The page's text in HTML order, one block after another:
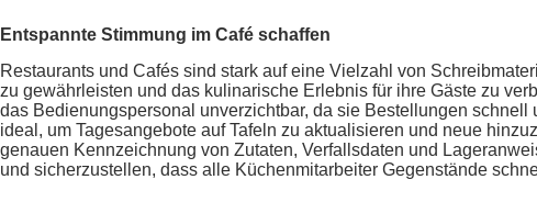
Entspannte Stimmung im Café schaffen
Restaurants und Cafés sind stark auf eine Vielzahl von
zu gewährleisten und das kulinarische Erlebnis für ihre Gäste zu
das Bedienungspersonal unverzichtbar, da sie Bestellungen
ideal, um Tagesangebote auf Tafeln zu aktualisieren und neue
genauen Kennzeichnung von Zutaten, Verfallsdaten und
und sicherzustellen, dass alle Küchenmitarbeiter Gegenstände